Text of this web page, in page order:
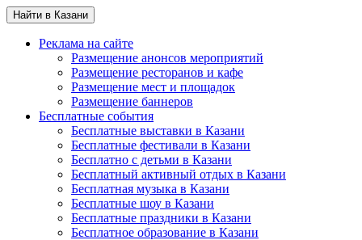
Найти в Казани
Реклама на сайте
Размещение анонсов мероприятий
Размещение ресторанов и кафе
Размещение мест и площадок
Размещение баннеров
Бесплатные события
Бесплатные выставки в Казани
Бесплатные фестивали в Казани
Бесплатно с детьми в Казани
Бесплатный активный отдых в Казани
Бесплатная музыка в Казани
Бесплатные шоу в Казани
Бесплатные праздники в Казани
Бесплатное образование в Казани